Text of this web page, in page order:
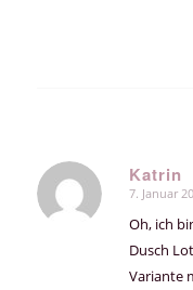
Katrin
sagte:
7. Januar
Oh, ich
Dusch
Variante